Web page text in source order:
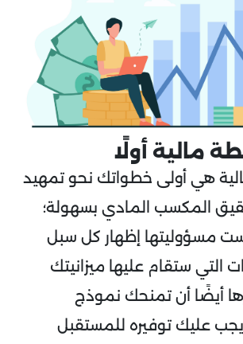
هي أولى خطواتك نحو تمهيد
المكسب المادي بسهولة؛
مسؤوليتها إظهار كل سبل
التي ستقام عليها ميزانيتك
أيضًا أن تمنحك نموذج
عليك توفيره للمستقبل